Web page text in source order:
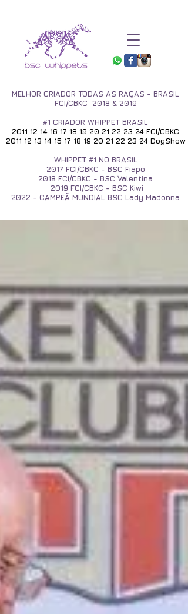
MELHOR CRIADOR TODAS AS RAÇAS - BRASIL
FCI/CBKC 2018 & 2019
#1 CRIADOR WHIPPET BRASIL
2011 12 14 16 17 18 19 20 21 22 23 24 FCI/CBKC
2011 12 13 14 15 17 18 19 20 21 22 23 24DogShow
WHIPPET #1 NO BRASIL
2017 FCI/CBKC - BSC Fiapo
2018 FCI/CBKC - BSC Valentina
2019 FCI/CBKC - BSC Kiwi
2022 - CAMPEÃ MUNDIAL BSC Lady Madonna